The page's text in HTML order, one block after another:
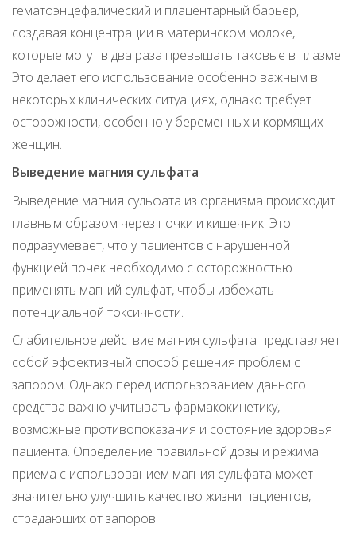
гематоэнцефалический и плацентарный барьер,
создавая концентрации в материнском молоке,
которые могут в два раза превышать таковые в плазме.
Это делает его использование особенно важным в
некоторых клинических ситуациях, однако требует
осторожности, особенно у беременных и кормящих
женщин.
Выведение магния сульфата
Выведение магния сульфата из организма происходит
главным образом через почки и кишечник. Это
подразумевает, что у пациентов с нарушенной
функцией почек необходимо с осторожностью
применять магний сульфат, чтобы избежать
потенциальной токсичности.
Слабительное действие магния сульфата представляет
собой эффективный способ решения проблем с
запором. Однако перед использованием данного
средства важно учитывать фармакокинетику,
возможные противопоказания и состояние здоровья
пациента. Определение правильной дозы и режима
приема с использованием магния сульфата может
значительно улучшить качество жизни пациентов,
страдающих от запоров.